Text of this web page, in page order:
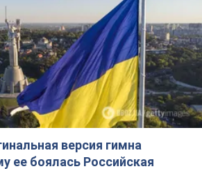
версия гимна
ее боялась Российская
не рассказывают в школе
являются только первый куплет
– 53: что
секс-